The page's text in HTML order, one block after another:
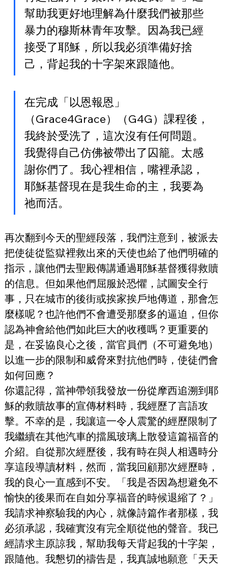
幫助我更好地理解為什麼我們被那些
暴力的穆斯林青年攻擊。因為我已經
接受了耶穌，所以我必須準備好捨
己，背起我的十字架來跟隨他。
在完成「以恩報恩」
（Grace4Grace）（G4G）課程後，
我終於受洗了，這次沒有任何問題。
我覺得自己仿佛被帶出了囚籠。太感
謝你們了。我心裡相信，嘴裡承認，
耶穌基督現在是我生命的主，我要為
祂而活。
再次翻到今天的聖經段落，我們注意到，被派去
把使徒從監獄裡救出來的天使也給了他們明確的
指示，讓他們去聖殿傳講通過耶穌基督獲得救贖
的信息。但如果他們屈服於恐懼，試圖安全行
事，只在城市的後街或挨家挨戶地傳道，那會怎
麼樣呢？也許他們不會遭受那麼多的逼迫，但你
認為神會給他們如此巨大的收穫嗎？更重要的
是，在妥協良心之後，當官員們（不可避免地）
以進一步的限制和威脅來對抗他們時，使徒們會
如何回應？
你還記得，當神帶領我發放一份從摩西追溯到耶
穌的救贖故事的宣傳材料時，我經歷了言語攻
擊。不幸的是，我讓這一令人震驚的經歷限制了
我繼續在其他汽車的擋風玻璃上散發這篇福音的
介紹。自從那次經歷後，我有時在與人相遇時分
享這段導讀材料，然而，當我回顧那次經歷時，
我的良心一直感到不安。「我是否因為想避免不
愉快的後果而在自如分享福音的時候退縮了？」
我請求神察驗我的內心，就像詩篇作者那樣，我
必須承認，我確實沒有完全順從他的聲音。我已
經請求主原諒我，幫助我每天背起我的十字架，
跟隨他。我懇切的禱告是，我真誠地願意「天天